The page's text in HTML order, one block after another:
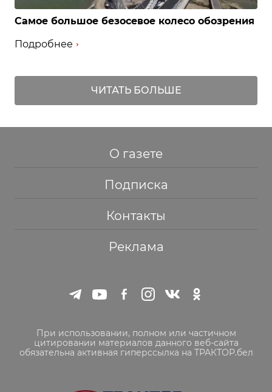
Самое большое безосевое колесо обозрения
Подробнее
ЧИТАТЬ БОЛЬШЕ
О газете
Подписка
Контакты
Реклама
При использовании, полном или частичном
цитировании материалов данного веб-сайта
обязательна активная гиперссылка на ТРАКТОР.бел